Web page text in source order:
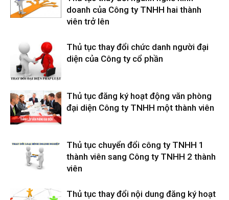
doanh của Công ty TNHH hai thành
viên trở lên
Thủ tục thay đổi chức danh người đại
diện của Công ty cổ phần
Thủ tục đăng ký hoạt động văn phòng
đại diện Công ty TNHH một thành viên
Thủ tục chuyển đổi công ty TNHH 1
thành viên sang Công ty TNHH 2 thành
viên
Thủ tục thay đổi nội dung đăng ký hoạt